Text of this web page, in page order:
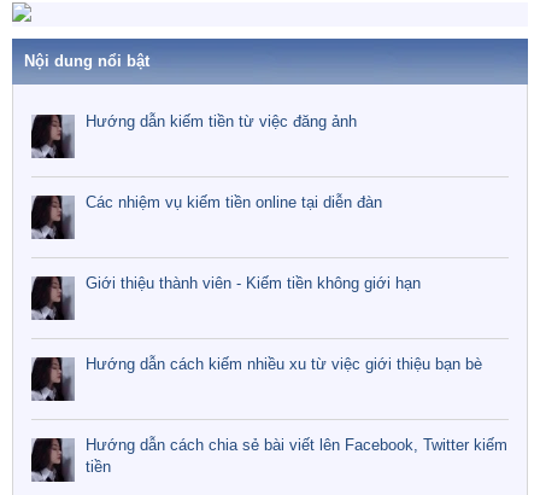
:
Nội dung nổi bật
Hướng dẫn kiếm tiền từ việc đăng ảnh
Các nhiệm vụ kiếm tiền online tại diễn đàn
Giới thiệu thành viên - Kiếm tiền không giới hạn
Hướng dẫn cách kiếm nhiều xu từ việc giới thiệu bạn bè
Hướng dẫn cách chia sẻ bài viết lên Facebook, Twitter kiếm
tiền